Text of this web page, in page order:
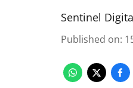
Sentinel
Published on: